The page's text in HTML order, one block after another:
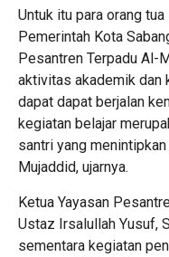
Untuk itu para orang
Pemerintah Kota
Pesantren Terpadu Al-
aktivitas akademik dan
dapat dapat berjalan
kegiatan belajar
santri yang
Mujaddid, ujarnya.
Ketua Yayasan
Ustaz Irsalullah Yusuf,
sementara kegiatan